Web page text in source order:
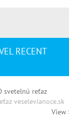
RECENT
svetelnú reťaz
veselevianoce.sk
View